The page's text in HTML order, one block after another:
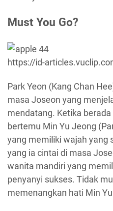
Must You Go?
https://id-
Park Yeon (Kang Chan
masa Joseon yang
mendatang. Ketika berada
bertemu Min Yu Jeong
yang memiliki wajah yang
yang ia cintai di masa
wanita mandiri yang
penyanyi sukses. Tidak
memenangkan hati Min